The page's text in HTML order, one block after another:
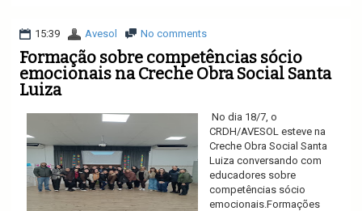
15:39 Avesol No comments
Formação sobre competências sócio
emocionais na Creche Obra Social Santa
Luiza
No dia 18/7, o
CRDH/AVESOL esteve na
Creche Obra Social Santa
Luiza conversando com
educadores sobre
competências sócio
emocionais.Formações